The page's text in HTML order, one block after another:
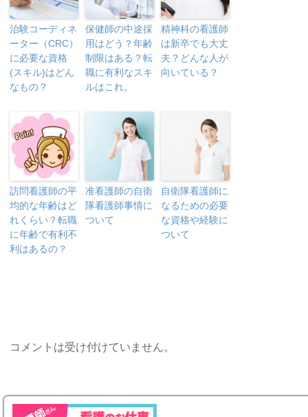
治験コーディネ
ーター（CRC）
に必要な資格
(スキル)はどん
なもの？
保健師の中途採
用はどう？年齢
制限はある？転
職に有利なスキ
ルはこれ。
精神科の看護師
は新卒でも大丈
夫？どんな人が
向いている？
訪問看護師の平
均的な年齢はど
れくらい？転職
に年齢で有利不
利はあるの？
准看護師の自衛
隊看護師事情に
ついて
自衛隊看護師に
なるための必要
な資格や経験に
ついて
コメントは受け付けていません。